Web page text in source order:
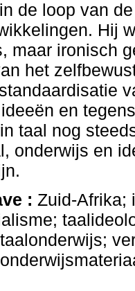
de loop van
Hij
maar ironisch
het
en
taal nog
onderwijs en
: Zuid-Afrika;